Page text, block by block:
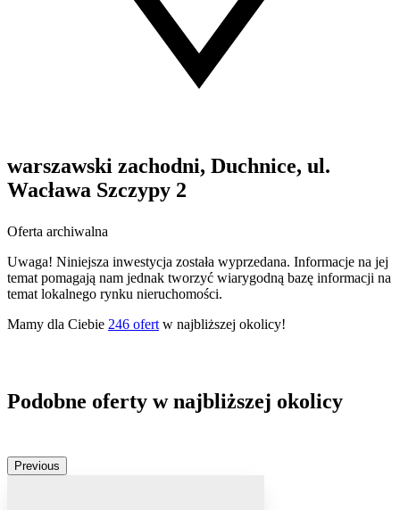
warszawski zachodni, Duchnice, ul.
Wacława Szczypy 2
Oferta archiwalna
Uwaga! Niniejsza inwestycja została wyprzedana. Informacje na jej
temat pomagają nam jednak tworzyć wiarygodną bazę informacji na
temat lokalnego rynku nieruchomości.
Mamy dla Ciebie 246 ofert w najbliższej okolicy!
Podobne oferty w najbliższej okolicy
Previous